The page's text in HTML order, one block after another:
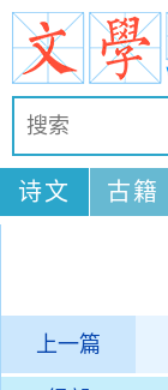
诗文 古籍
上一篇